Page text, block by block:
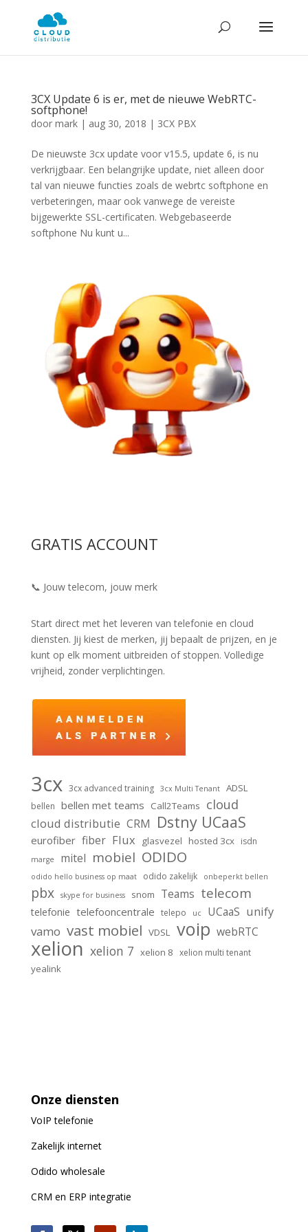
3CX Update 6 is er, met de nieuwe WebRTC-
softphone!
door mark| aug 30, 2018 | 3CX PBX
De nieuwste 3cx update voor v15.5, update 6, is nu
verkrijgbaar. Een belangrijke update, niet alleen door
tal van nieuwe functies zoals de webrtc softphone en
verbeteringen, maar ook vanwege de vereiste
bijgewerkte SSL-certificaten. Webgebaseerde
softphone Nu kunt u...
GRATIS ACCOUNT
📞 Jouw telecom, jouw merk
Start direct met het leveren van telefonie en cloud
diensten. Jij kiest de merken, jij bepaalt de prijzen, en je
kunt op elk moment uitbreiden of stoppen. Volledige
vrijheid, zonder verplichtingen.
3cx 3cx advanced training 3cx Multi Tenant ADSL
bellen bellen met teams Call2Teams cloud
cloud distributie CRM Dstny UCaaS
eurofiber fiber Flux glasvezel hosted 3cx isdn
marge mitel mobiel ODIDO
odido hello business op maat odido zakelijk onbeperkt bellen
pbx skype for business snom Teams telecom
telefonie telefooncentrale telepo uc UCaaS unify
vamo vast mobiel VDSL voip webRTC
xelion xelion 7 xelion 8 xelion multi tenant
yealink
Onze diensten
VoIPtelefonie
Zakelijk internet
Odido wholesale
CRM en ERP integratie